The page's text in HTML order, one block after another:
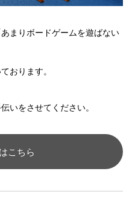
まりボードゲームを遊ばない
おります。
いをさせてください。
こちら